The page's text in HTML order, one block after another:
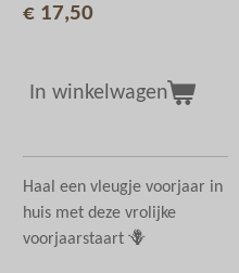
€ 17,50
In winkelwagen
Haal een vleugje voorjaar in
huis met deze vrolijke
voorjaarstaart 🪻